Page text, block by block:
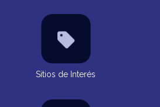
Sitios de Interés